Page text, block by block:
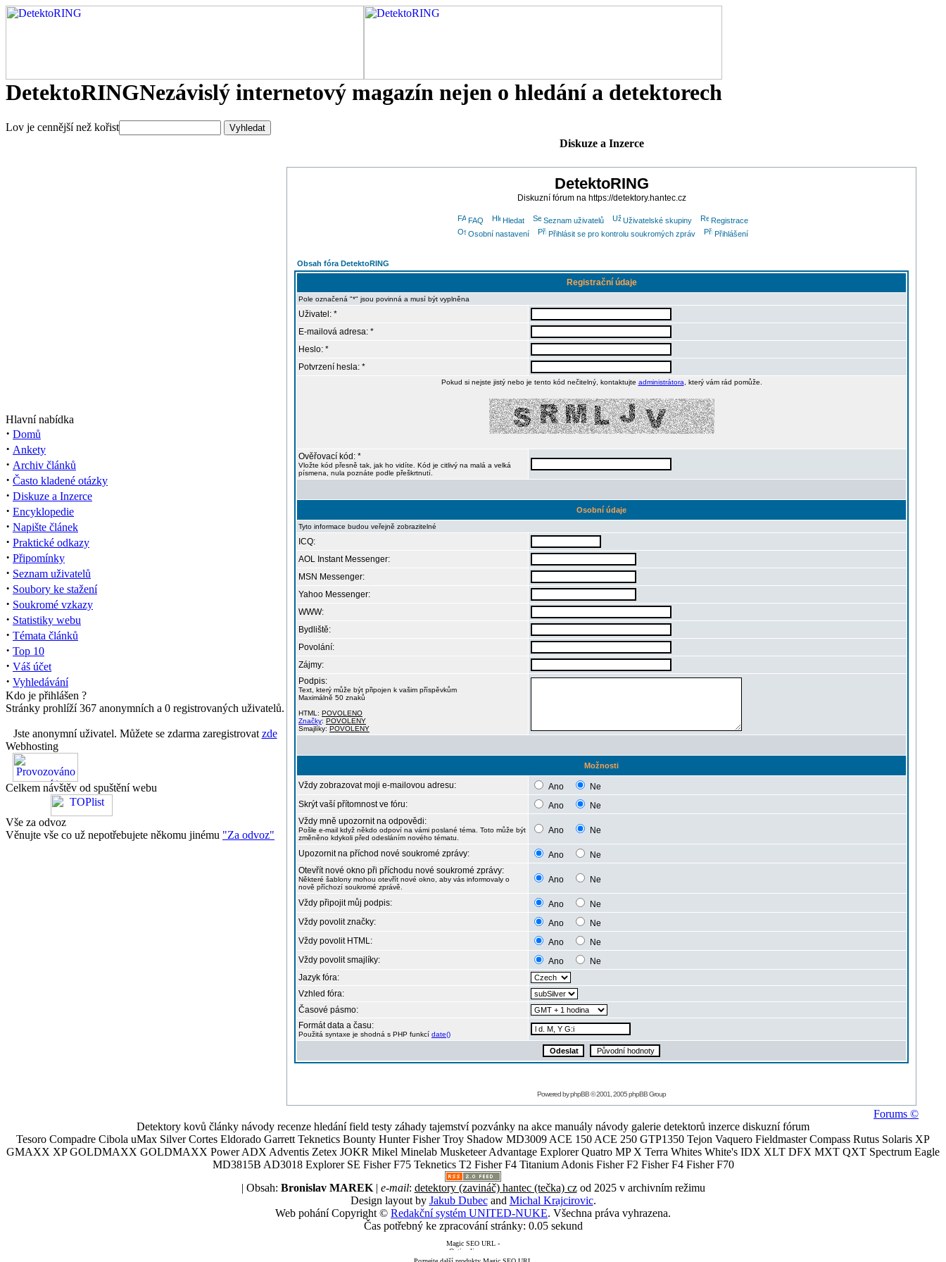
DetektoRINGNezávislý internetový magazín nejen o hledání a detektorech
Lov je cennější než kořist
Hlavní nabídka
· Domů
· Ankety
· Archiv článků
· Často kladené otázky
· Diskuze a Inzerce
· Encyklopedie
· Napište článek
· Praktické odkazy
· Připomínky
· Seznam uživatelů
· Soubory ke stažení
· Soukromé vzkazy
· Statistiky webu
· Témata článků
· Top 10
· Váš účet
· Vyhledávání
Kdo je přihlášen ?
Stránky prohlíží 367 anonymních a 0 registrovaných uživatelů.
Jste anonymní uživatel. Můžete se zdarma zaregistrovat zde
Webhosting
Celkem návštěv od spuštění webu
Vše za odvoz
Věnujte vše co už nepotřebujete někomu jinému "Za odvoz"
Diskuze a Inzerce
DetektoRING
Diskuzní fórum na https://detektory.hantec.cz
FAQ Hledat Seznam uživatelů Uživatelské skupiny
Registrace
Osobní nastavení
Přihlásit se pro kontrolu soukromých zpráv Přihlášení
Obsah fóra DetektoRING
Registrační údaje
Pole označená "*" jsou povinná a musí být vyplněna
Uživatel: *
E-mailová adresa: *
Heslo: *
Potvrzení hesla: *
Pokud si nejste jistý nebo je tento kód nečitelný, kontaktujte administrátora , který vám rád pomůže.
Ověřovací kód: *
Vložte kód přesně tak, jak ho vidíte. Kód je citlivý na malá a velká
písmena, nula poznáte podle přeškrtnutí.
Osobní údaje
Tyto informace budou veřejně zobrazitelné
ICQ:
AOL Instant Messenger:
MSN Messenger:
Yahoo Messenger:
WWW:
Bydliště:
Povolání:
Zájmy:
Podpis:
Text, který může být připojen k vašim příspěvkům
Maximálně 50 znaků
HTML: POVOLENO
Značky: POVOLENY
Smajlíky: POVOLENY
Možnosti
Vždy zobrazovat moji e-mailovou adresu: Ano
Ne
Skrýt vaší přítomnost ve fóru:
Ano
Ne
Vždy mně upozornit na odpovědi:
Pošle e-mail když někdo odpoví na vámi poslané téma. Toto může být
změněno kdykoli před odesláním nového tématu.
Ano Ne
Upozornit na příchod nové soukromé zprávy: Ano
Ne
Otevřít nové okno při příchodu nové soukromé zprávy:
Některé šablony mohou otevřít nové okno, aby vás informovaly o
nově příchozí soukromé zprávě.
Ano Ne
Vždy připojit můj podpis: Ano
Ne
Vždy povolit značky:
Ano
Ne
Vždy povolit HTML:
Ano
Ne
Vždy povolit smajlíky:
Ano
Ne
Jazyk fóra:
Vzhled fóra:
Časové pásmo:
Formát data a času:
Použitá syntaxe je shodná s PHP funkcí date()
Powered byphpBB© 2001, 2005 phpBB Group
Forums ©
Detektory kovů články návody recenze hledání field testy záhady tajemství pozvánky na akce manuály návody galerie detektorů inzerce diskuzní fórum
Tesoro Compadre Cibola uMax Silver Cortes Eldorado Garrett Teknetics Bounty Hunter Fisher Troy Shadow MD3009 ACE 150 ACE 250 GTP1350 Tejon Vaquero Fieldmaster Compass Rutus Solaris XP
GMAXX XP GOLDMAXX GOLDMAXX Power ADX Adventis Zetex JOKR Mikel Minelab Musketeer Advantage Explorer Quatro MP X Terra Whites White's IDX XLT DFX MXT QXT Spectrum Eagle
MD3815B AD3018 Explorer SE Fisher F75 Teknetics T2 Fisher F4 Titanium Adonis Fisher F2 Fisher F4 Fisher F70
| Obsah: Bronislav MAREK| e-mail: detektory (zavináč) hantec (tečka) czod 2025 v archivním režimu
Design layout by Jakub Dubecand Michal Krajcirovic.
Web pohání Copyright © Redakční systém UNITED-NUKE. Všechna práva vyhrazena.
Čas potřebný ke zpracování stránky: 0.05 sekund